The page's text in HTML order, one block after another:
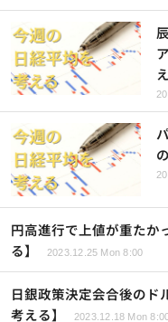
円高進行で上値が重たか
る】
2023.12.25 Mon 8:00
日銀政策決定会合後のド
考える】
2023.12.18 Mon